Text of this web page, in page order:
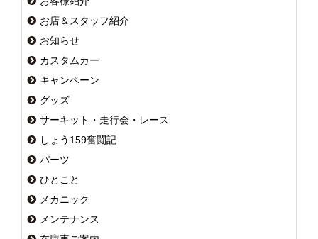
お店＆スタッフ紹介
お知らせ
カスタムカー
キャンペーン
グッズ
サーキット・走行会・レース
しょう159奮闘記
パーツ
ひとこと
メカニック
メンテナンス